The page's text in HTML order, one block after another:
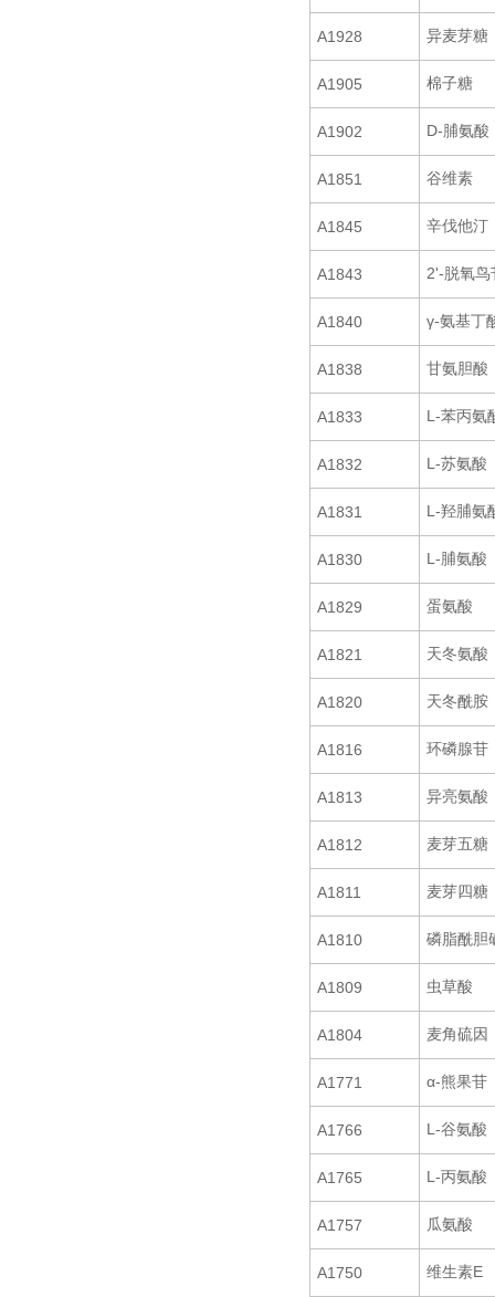
A1928 异麦芽糖
A1905 棉子糖
A1902 D-脯氨酸
A1851 谷维素
A1845 辛伐他汀
A1843 2'-脱氧鸟
A1840 γ-氨基丁
A1838 甘氨胆酸
A1833 L-苯丙氨
A1832 L-苏氨酸
A1831 L-羟脯氨
A1830 L-脯氨酸
A1829 蛋氨酸
A1821 天冬氨酸
A1820 天冬酰胺
A1816 环磷腺苷
A1813 异亮氨酸
A1812 麦芽五糖
A1811 麦芽四糖
A1810 磷脂酰胆
A1809 虫草酸
A1804 麦角硫因
A1771 α-熊果苷
A1766 L-谷氨酸
A1765 L-丙氨酸
A1757 瓜氨酸
A1750 维生素E